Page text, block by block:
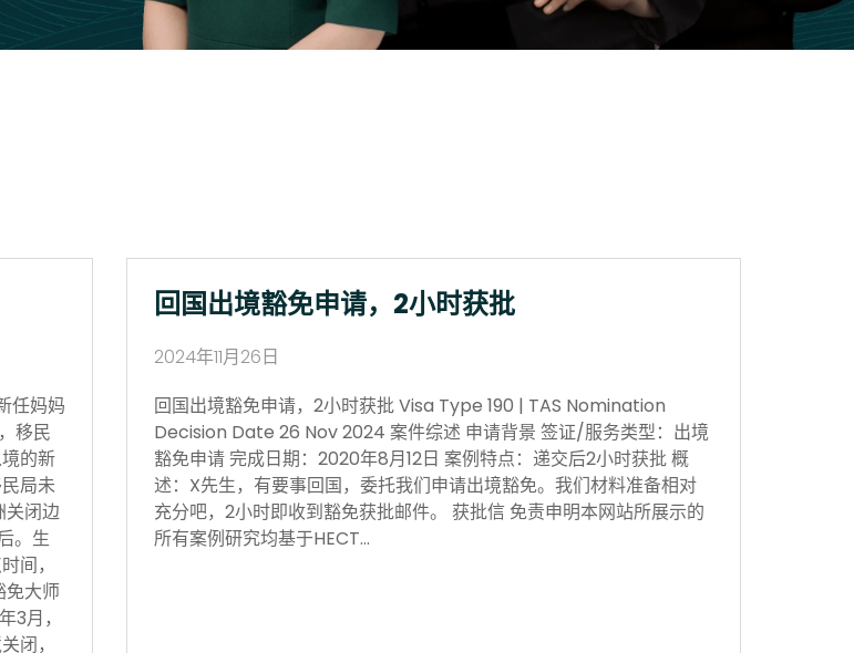
任妈妈
移民
的新
局未
关闭边
。生
间，
免大师
3月，
闭，
回国出境豁免申请，2小时获批
2024年11月26日
回国出境豁免申请，2小时获批 Visa Type 190 | TAS Nomination
Decision Date 26 Nov 2024 案件综述 申请背景 签证/服务类型：出境
豁免申请 完成日期：2020年8月12日 案例特点：递交后2小时获批 概
述：X先生，有要事回国，委托我们申请出境豁免。我们材料准备相对
充分吧，2小时即收到豁免获批邮件。 获批信 免责申明本网站所展示的
所有案例研究均基于HECT…